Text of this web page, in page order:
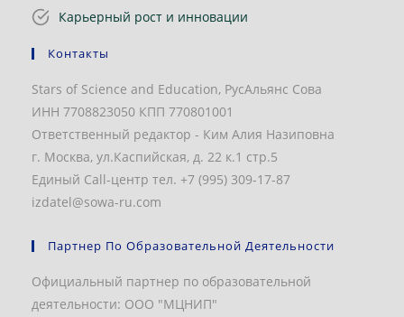
Карьерный рост и инновации
Контакты
Stars of Science and Education, РусАльянс Сова
ИНН 7708823050 КПП 770801001
Ответственный редактор - Ким Алия Назиповна
г. Москва, ул.Каспийская, д. 22 к.1 стр.5
Единый Call-центр тел. +7 (995) 309-17-87
izdatel@sowa-ru.com
Партнер По Образовательной Деятельности
Официальный партнер по образовательной
деятельности: ООО "МЦНИП"